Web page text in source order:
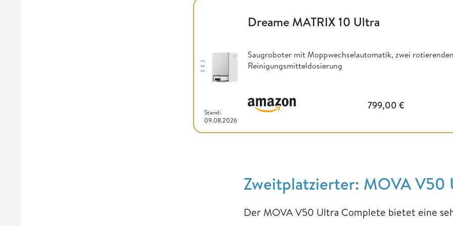
Stand:
09.08.2026
Dreame MATRIX 10 Ultra
Saugroboter mit Moppwechselautomatik, zwei
Reinigungsmitteldosierung
799,00 €
Zweitplatzierter: MOVA V50
Der MOVA V50 Ultra Complete bietet eine